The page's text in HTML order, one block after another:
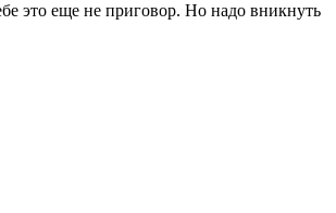
это еще не приговор. Но надо вникнуть